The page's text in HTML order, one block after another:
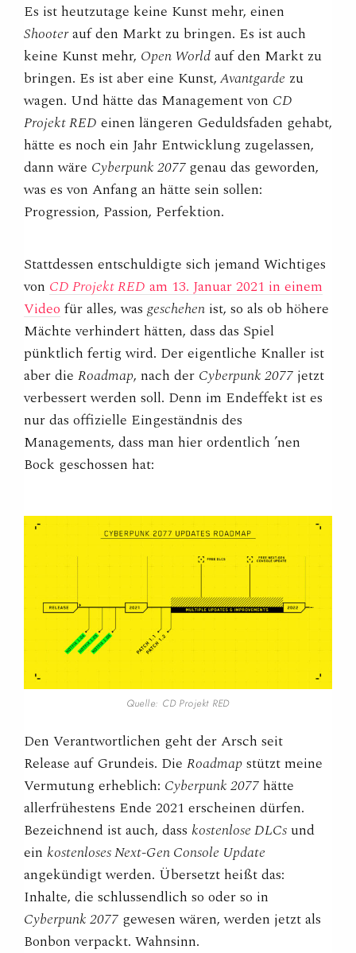
Es ist heutzutage keine Kunst mehr, einen
Shooterauf den Markt zu bringen. Es ist auch
keine Kunst mehr, Open Worldauf den Markt zu
bringen. Es ist aber eine Kunst,Avantgarde zu
wagen. Und hätte das Management von CD
Projekt RED einen längeren Geduldsfaden gehabt,
hätte es noch ein Jahr Entwicklung zugelassen,
dann wäre Cyberpunk 2077genau das geworden,
was es von Anfang an hätte sein sollen:
Progression, Passion, Perfektion.
Stattdessen entschuldigte sich jemand Wichtiges
von CD Projekt RED am 13. Januar 2021 in einem
Video für alles, was geschehen ist, so als ob höhere
Mächte verhindert hätten, dass das Spiel
pünktlich fertig wird. Der eigentliche Knaller ist
aber die Roadmap, nach der Cyberpunk 2077 jetzt
verbessert werden soll. Denn im Endeffekt ist es
nur das offizielle Eingeständnis des
Managements, dass man hier ordentlich ’nen
Bock geschossen hat:
Quelle: CD Projekt RED
Den Verantwortlichen geht der Arsch seit
Release auf Grundeis. Die Roadmap stützt meine
Vermutung erheblich: Cyberpunk 2077hätte
allerfrühestens Ende 2021 erscheinen dürfen.
Bezeichnend ist auch, dass kostenlose DLCsund
ein kostenloses Next-Gen Console Update
angekündigt werden. Übersetzt heißt das:
Inhalte, die schlussendlich so oder so in
Cyberpunk 2077 gewesen wären, werden jetzt als
Bonbon verpackt. Wahnsinn.